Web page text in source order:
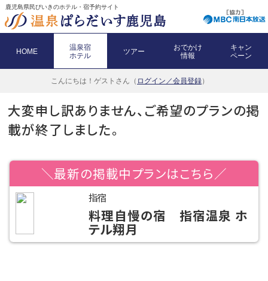
鹿児島県民びいきのホテル・宿予約サイト
HOME
温泉宿
ホテル
ツアー
おでかけ
情報
キャン
ペーン
こんにちは！ ゲストさん（ ログイン／会員登録）
大変申し訳ありません、ご希望のプランの掲
載が終了しました。
＼最新の掲載中プランはこちら／
指宿
料理自慢の宿 指宿温泉 ホ
テル翔月